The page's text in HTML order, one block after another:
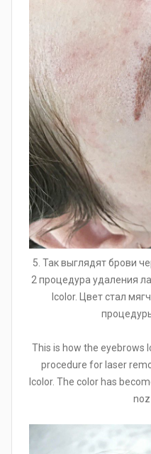
5. Так выглядят брови
2 процедура удаления
Icolor. Цвет стал
This is how the eyebrows
procedure for laser
Icolor. The color has